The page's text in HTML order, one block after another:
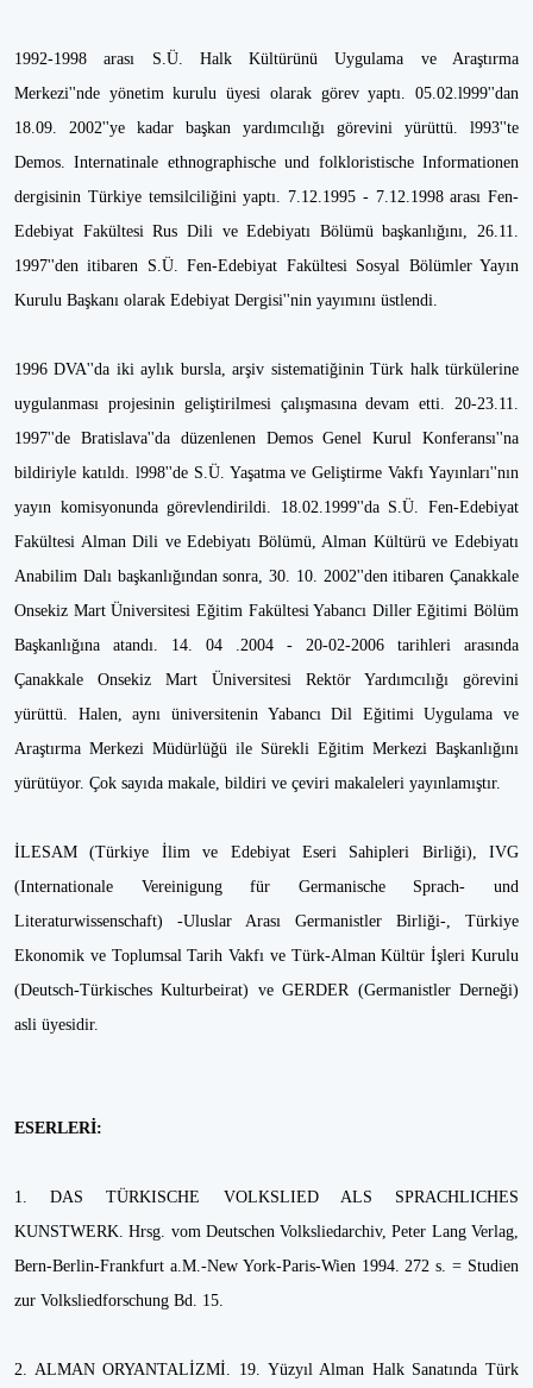
1992-1998 arası S.Ü. Halk Kültürünü Uygulama ve Araştırma
Merkezi''nde yönetim kurulu üyesi olarak görev yaptı. 05.02.l999''dan
18.09. 2002''ye kadar başkan yardımcılığı görevini yürüttü. l993''te
Demos. Internatinale ethnographische und folkloristische Informationen
dergisinin Türkiye temsilciliğini yaptı. 7.12.1995 - 7.12.1998 arası Fen-
Edebiyat Fakültesi Rus Dili ve Edebiyatı Bölümü başkanlığını, 26.11.
1997''den itibaren S.Ü. Fen-Edebiyat Fakültesi Sosyal Bölümler Yayın
Kurulu Başkanı olarak Edebiyat Dergisi''nin yayımını üstlendi.
1996 DVA''da iki aylık bursla, arşiv sistematiğinin Türk halk türkülerine
uygulanması projesinin geliştirilmesi çalışmasına devam etti. 20-23.11.
1997''de Bratislava''da düzenlenen Demos Genel Kurul Konferansı''na
bildiriyle katıldı. l998''de S.Ü. Yaşatma ve Geliştirme Vakfı Yayınları''nın
yayın komisyonunda görevlendirildi. 18.02.1999''da S.Ü. Fen-Edebiyat
Fakültesi Alman Dili ve Edebiyatı Bölümü, Alman Kültürü ve Edebiyatı
Anabilim Dalı başkanlığından sonra, 30. 10. 2002''den itibaren Çanakkale
Onsekiz Mart Üniversitesi Eğitim Fakültesi Yabancı Diller Eğitimi Bölüm
Başkanlığına atandı. 14. 04 .2004 - 20-02-2006 tarihleri arasında
Çanakkale Onsekiz Mart Üniversitesi Rektör Yardımcılığı görevini
yürüttü. Halen, aynı üniversitenin Yabancı Dil Eğitimi Uygulama ve
Araştırma Merkezi Müdürlüğü ile Sürekli Eğitim Merkezi Başkanlığını
yürütüyor. Çok sayıda makale, bildiri ve çeviri makaleleri yayınlamıştır.
İLESAM (Türkiye İlim ve Edebiyat Eseri Sahipleri Birliği), IVG
(Internationale Vereinigung für Germanische Sprach- und
Literaturwissenschaft) -Uluslar Arası Germanistler Birliği-, Türkiye
Ekonomik ve Toplumsal Tarih Vakfı ve Türk-Alman Kültür İşleri Kurulu
(Deutsch-Türkisches Kulturbeirat) ve GERDER (Germanistler Derneği)
asli üyesidir.
ESERLERİ:
1. DAS TÜRKISCHE VOLKSLIED ALS SPRACHLICHES
KUNSTWERK. Hrsg. vom Deutschen Volksliedarchiv, Peter Lang Verlag,
Bern-Berlin-Frankfurt a.M.-New York-Paris-Wien 1994. 272 s. = Studien
zur Volksliedforschung Bd. 15.
2. ALMAN ORYANTALİZMİ. 19. Yüzyıl Alman Halk Sanatında Türk